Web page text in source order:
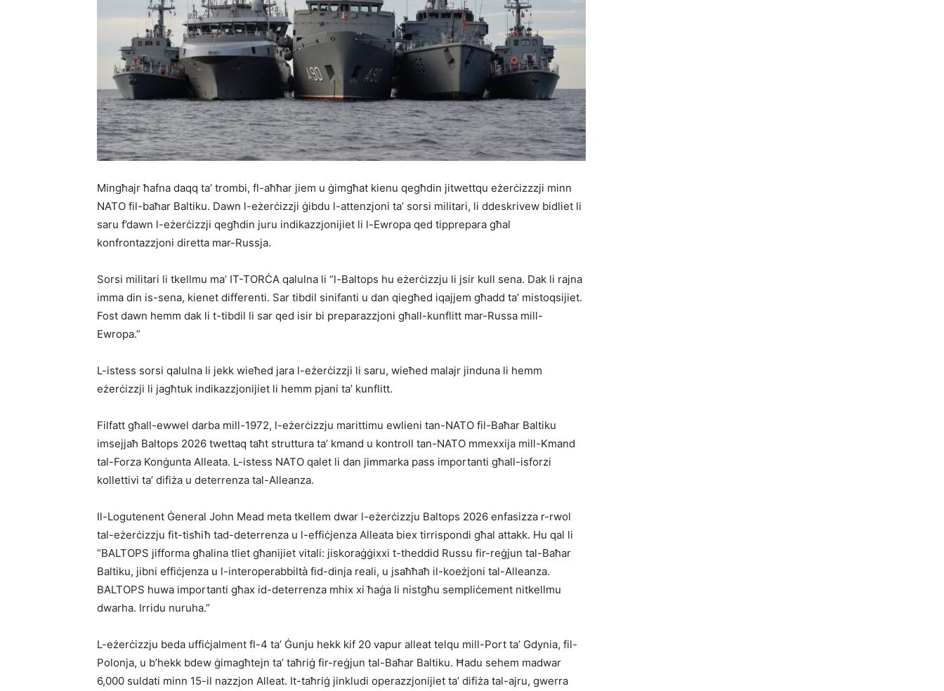
Mingħajr ħafna daqq ta’ trombi, fl-aħħar jiem u ġimgħat kienu qegħdin jitwettqu eżerċizzzji minn
NATO fil-baħar Baltiku. Dawn l-eżerċizzji ġibdu l-attenzjoni ta’ sorsi militari, li ddeskrivew bidliet li
saru f’dawn l-eżerċizzji qegħdin juru indikazzjonijiet li l-Ewropa qed tipprepara għal
konfrontazzjoni diretta mar-Russja.
Sorsi militari li tkellmu ma’ IT-TORĊA qalulna li “l-Baltops hu eżerċizzju li jsir kull sena. Dak li rajna
imma din is-sena, kienet differenti. Sar tibdil sinifanti u dan qiegħed iqajjem għadd ta’ mistoqsijiet.
Fost dawn hemm dak li t-tibdil li sar qed isir bi preparazzjoni għall-kunflitt mar-Russa mill-
Ewropa.”
L-istess sorsi qalulna li jekk wieħed jara l-eżerċizzji li saru, wieħed malajr jinduna li hemm
eżerċizzji li jagħtuk indikazzjonijiet li hemm pjani ta’ kunflitt.
Filfatt għall-ewwel darba mill-1972, l-eżerċizzju marittimu ewlieni tan-NATO fil-Baħar Baltiku
imsejjaħ Baltops 2026 twettaq taħt struttura ta’ kmand u kontroll tan-NATO mmexxija mill-Kmand
tal-Forza Konġunta Alleata. L-istess NATO qalet li dan jimmarka pass importanti għall-isforzi
kollettivi ta’ difiża u deterrenza tal-Alleanza.
Il-Logutenent Ġeneral John Mead meta tkellem dwar l-eżerċizzju Baltops 2026 enfasizza r-rwol
tal-eżerċizzju fit-tisħiħ tad-deterrenza u l-effiċjenza Alleata biex tirrispondi għal attakk. Hu qal li
“BALTOPS jifforma għalina tliet għanijiet vitali: jiskoraġġixxi t-theddid Russu fir-reġjun tal-Baħar
Baltiku, jibni effiċjenza u l-interoperabbiltà fid-dinja reali, u jsaħħaħ il-koeżjoni tal-Alleanza.
BALTOPS huwa importanti għax id-deterrenza mhix xi ħaġa li nistgħu sempliċement nitkellmu
dwarha. Irridu nuruha.”
L-eżerċizzju beda uffiċjalment fl-4 ta’ Ġunju hekk kif 20 vapur alleat telqu mill-Port ta’ Gdynia, fil-
Polonja, u b’hekk bdew ġimagħtejn ta’ taħriġ fir-reġjun tal-Baħar Baltiku. Ħadu sehem madwar
6,000 suldati minn 15-il nazzjon Alleat. It-taħriġ jinkludi operazzjonijiet ta’ difiża tal-ajru, gwerra